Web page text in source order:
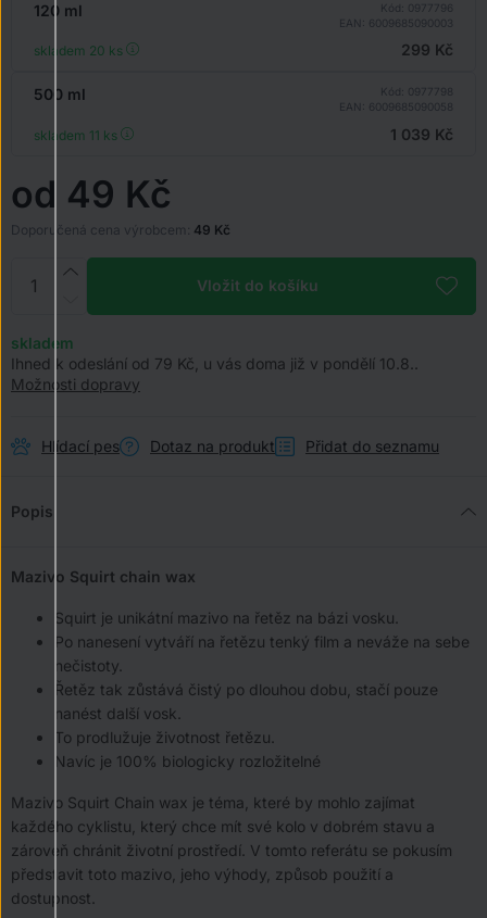
120 ml
skladem 20 ks
Kód: 0977796
EAN: 6009685090003
299 Kč
500 ml
skladem 11 ks
Kód: 0977798
EAN: 6009685090058
1 039 Kč
od 49 Kč
Doporučená cena výrobcem: 49 Kč
Vložit do košíku
skladem
Ihned k odeslání od 79 Kč, u vás doma již v pondělí 10.8..
Možnosti dopravy
Hlídací pes Dotaz na produkt Přidat do seznamu
Popis
Mazivo Squirt chain wax
Squirt je unikátní mazivo na řetěz na bázi vosku.
Po nanesení vytváří na řetězu tenký film a neváže na sebe
nečistoty.
Řetěz tak zůstává čistý po dlouhou dobu, stačí pouze
nanést další vosk.
To prodlužuje životnost řetězu.
Navíc je 100% biologicky rozložitelné
Mazivo Squirt Chain wax je téma, které by mohlo zajímat
každého cyklistu, který chce mít své kolo v dobrém stavu a
zároveň chránit životní prostředí. V tomto referátu se pokusím
představit toto mazivo, jeho výhody, způsob použití a
dostupnost.